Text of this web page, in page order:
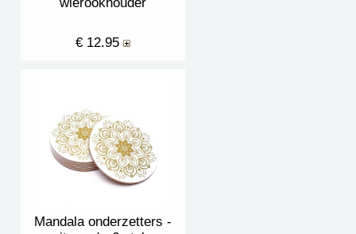
€ 12.95
Mandala onderzetters -